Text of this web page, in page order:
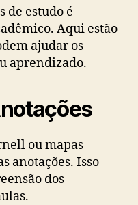
de estudo é
Aqui estão
ajudar os
aprendizado.
ou mapas
anotações. Isso
dos